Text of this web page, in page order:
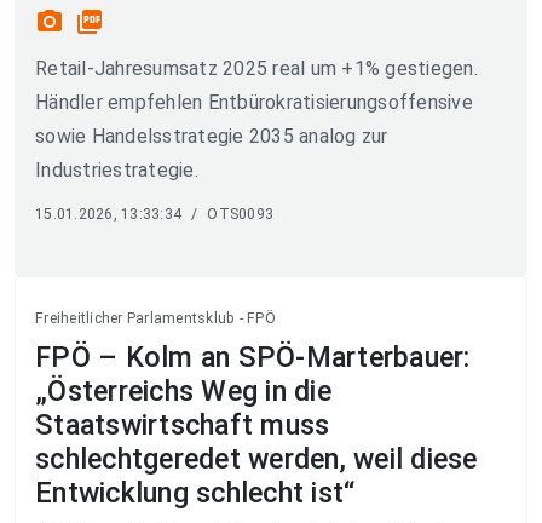
photo_camera picture_as_pdf
Retail-Jahresumsatz 2025 real um +1% gestiegen.
Händler empfehlen Entbürokratisierungsoffensive
sowie Handelsstrategie 2035 analog zur
Industriestrategie.
15.01.2026, 13:33:34 / OTS0093
Freiheitlicher Parlamentsklub - FPÖ
FPÖ – Kolm an SPÖ-Marterbauer:
„Österreichs Weg in die
Staatswirtschaft muss
schlechtgeredet werden, weil diese
Entwicklung schlecht ist“